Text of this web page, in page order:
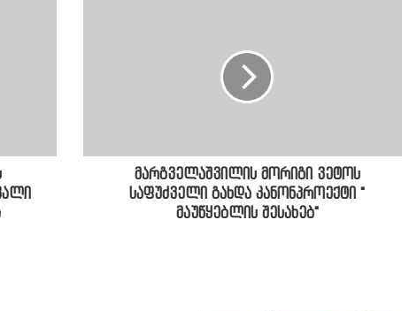
მარგველაშვილის მორიგი ვეტოს
საფუძველი გახდა კანონპროექტი "
მაუწყებლის შესახებ"